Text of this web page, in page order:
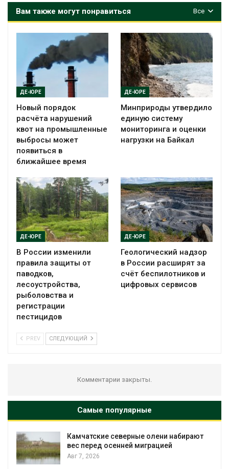
Все
Вам также могут понравиться
ДЕ-ЮРЕ
Новый порядок
расчёта нарушений
квот на промышленные
выбросы может
появиться в
ближайшее время
ДЕ-ЮРЕ
Минприроды утвердило
единую систему
мониторинга и оценки
нагрузки на Байкал
ДЕ-ЮРЕ
В России изменили
правила защиты от
паводков,
лесоустройства,
рыболовства и
регистрации
пестицидов
ДЕ-ЮРЕ
Геологический надзор
в России расширят за
счёт беспилотников и
цифровых сервисов
PREV СЛЕДУЮЩИЙ
Комментарии закрыты.
Самые популярные
Камчатские северные олени набирают
вес перед осенней миграцией
Авг 7, 2026